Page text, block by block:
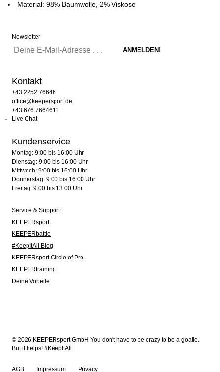
Material: 98% Baumwolle, 2% Viskose
Newsletter
Kontakt
+43 2252 76646
office@keepersport.de
+43 676 7664611
Live Chat
Kundenservice
Montag: 9:00 bis 16:00 Uhr
Dienstag: 9:00 bis 16:00 Uhr
Mittwoch: 9:00 bis 16:00 Uhr
Donnerstag: 9:00 bis 16:00 Uhr
Freitag: 9:00 bis 13:00 Uhr
Service & Support
KEEPERsport
KEEPERbattle
#KeepItAll Blog
KEEPERsport Circle of Pro
KEEPERtraining
Deine Vorteile
© 2026 KEEPERsport GmbH You don't have to be crazy to be a goalie.
But it helps! #KeepItAll
AGB Impressum Privacy